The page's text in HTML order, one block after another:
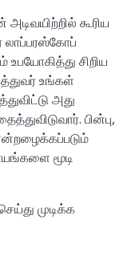
கூரிய
லாப்பரஸ்கோப்
உபயோகித்து சிறிய
உங்கள்
அது
பின்பு,
மூடி
முடிக்க